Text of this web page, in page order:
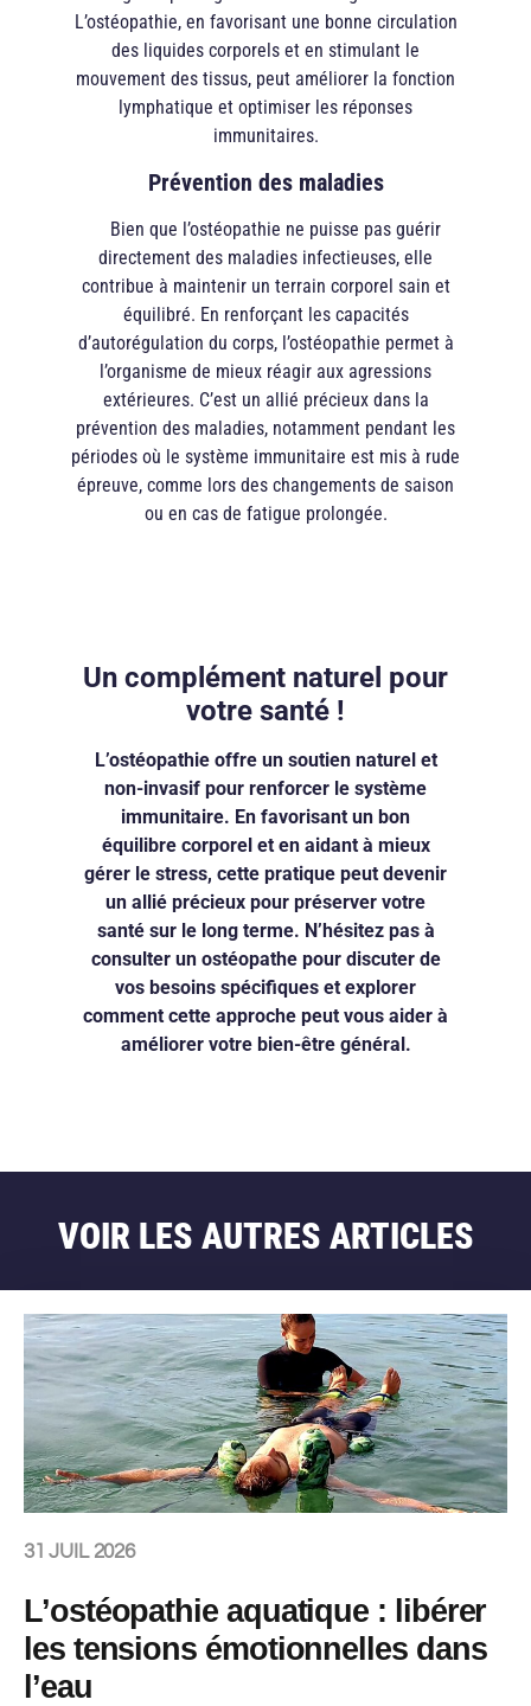
L’ostéopathie, en favorisant une bonne circulation
des liquides corporels et en stimulant le
mouvement des tissus, peut améliorer la fonction
lymphatique et optimiser les réponses
immunitaires.
Prévention des maladies
Bien que l’ostéopathie ne puisse pas guérir
directement des maladies infectieuses, elle
contribue à maintenir un terrain corporel sain et
équilibré. En renforçant les capacités
d’autorégulation du corps, l’ostéopathie permet à
l’organisme de mieux réagir aux agressions
extérieures. C’est un allié précieux dans la
prévention des maladies, notamment pendant les
périodes où le système immunitaire est mis à rude
épreuve, comme lors des changements de saison
ou en cas de fatigue prolongée.
Un complément naturel pour
votre santé !
L’ostéopathie offre un soutien naturel et
non-invasif pour renforcer le système
immunitaire. En favorisant un bon
équilibre corporel et en aidant à mieux
gérer le stress, cette pratique peut devenir
un allié précieux pour préserver votre
santé sur le long terme. N’hésitez pas à
consulter un ostéopathe pour discuter de
vos besoins spécifiques et explorer
comment cette approche peut vous aider à
améliorer votre bien-être général.
VOIR LES AUTRES ARTICLES
31 JUIL 2026
L’ostéopathie aquatique : libérer
les tensions émotionnelles dans
l’eau